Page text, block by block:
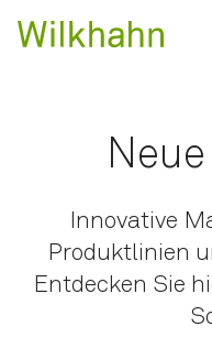
Innovative
Produktlinien
Entdecken Sie